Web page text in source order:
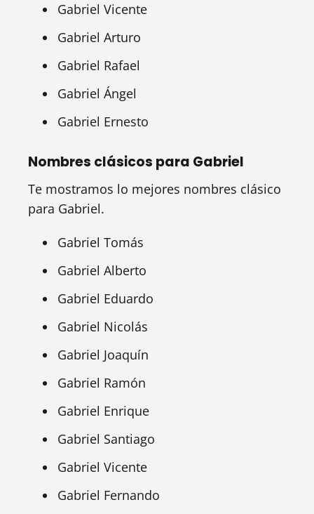
Gabriel Vicente
Gabriel Arturo
Gabriel Rafael
Gabriel Ángel
Gabriel Ernesto
Nombres clásicos para Gabriel
Te mostramos lo mejores nombres clásico
para Gabriel.
Gabriel Tomás
Gabriel Alberto
Gabriel Eduardo
Gabriel Nicolás
Gabriel Joaquín
Gabriel Ramón
Gabriel Enrique
Gabriel Santiago
Gabriel Vicente
Gabriel Fernando